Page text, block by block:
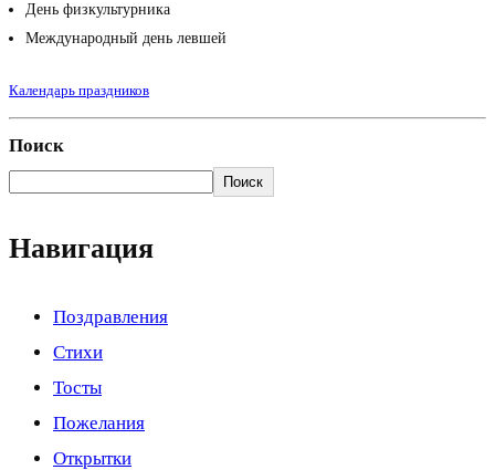
День физкультурника
Международный день левшей
Календарь праздников
Поиск
Поиск
Навигация
Поздравления
Стихи
Тосты
Пожелания
Открытки